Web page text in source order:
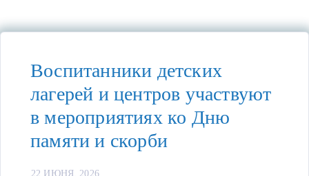
Воспитанники детских
лагерей и центров участвуют
в мероприятиях ко Дню
памяти и скорби
22 ИЮНЯ, 2026